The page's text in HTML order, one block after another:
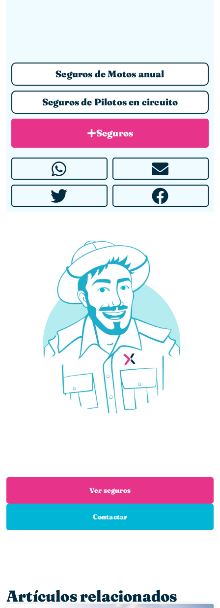
Seguros de Motos anual
Seguros de Pilotos en circuito
Seguros
¿Necesitas un seguro?
Ver seguros
Contactar
Artículos relacionados